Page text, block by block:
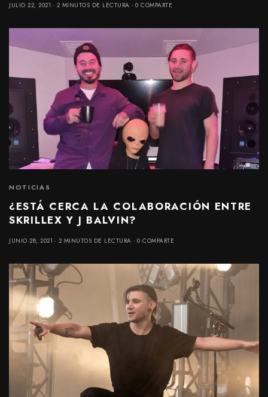
JULIO 22, 2021 2 MINUTOS DE LECTURA 0 COMPARTE
NOTICIAS
¿ESTÁ CERCA LA COLABORACIÓN ENTRE
SKRILLEX Y J BALVIN?
JUNIO 28, 2021 2 MINUTOS DE LECTURA 0 COMPARTE